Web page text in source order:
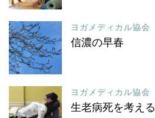
ヨガメディカル協会
信濃の早春
ヨガメディカル協会
生老病死を考える